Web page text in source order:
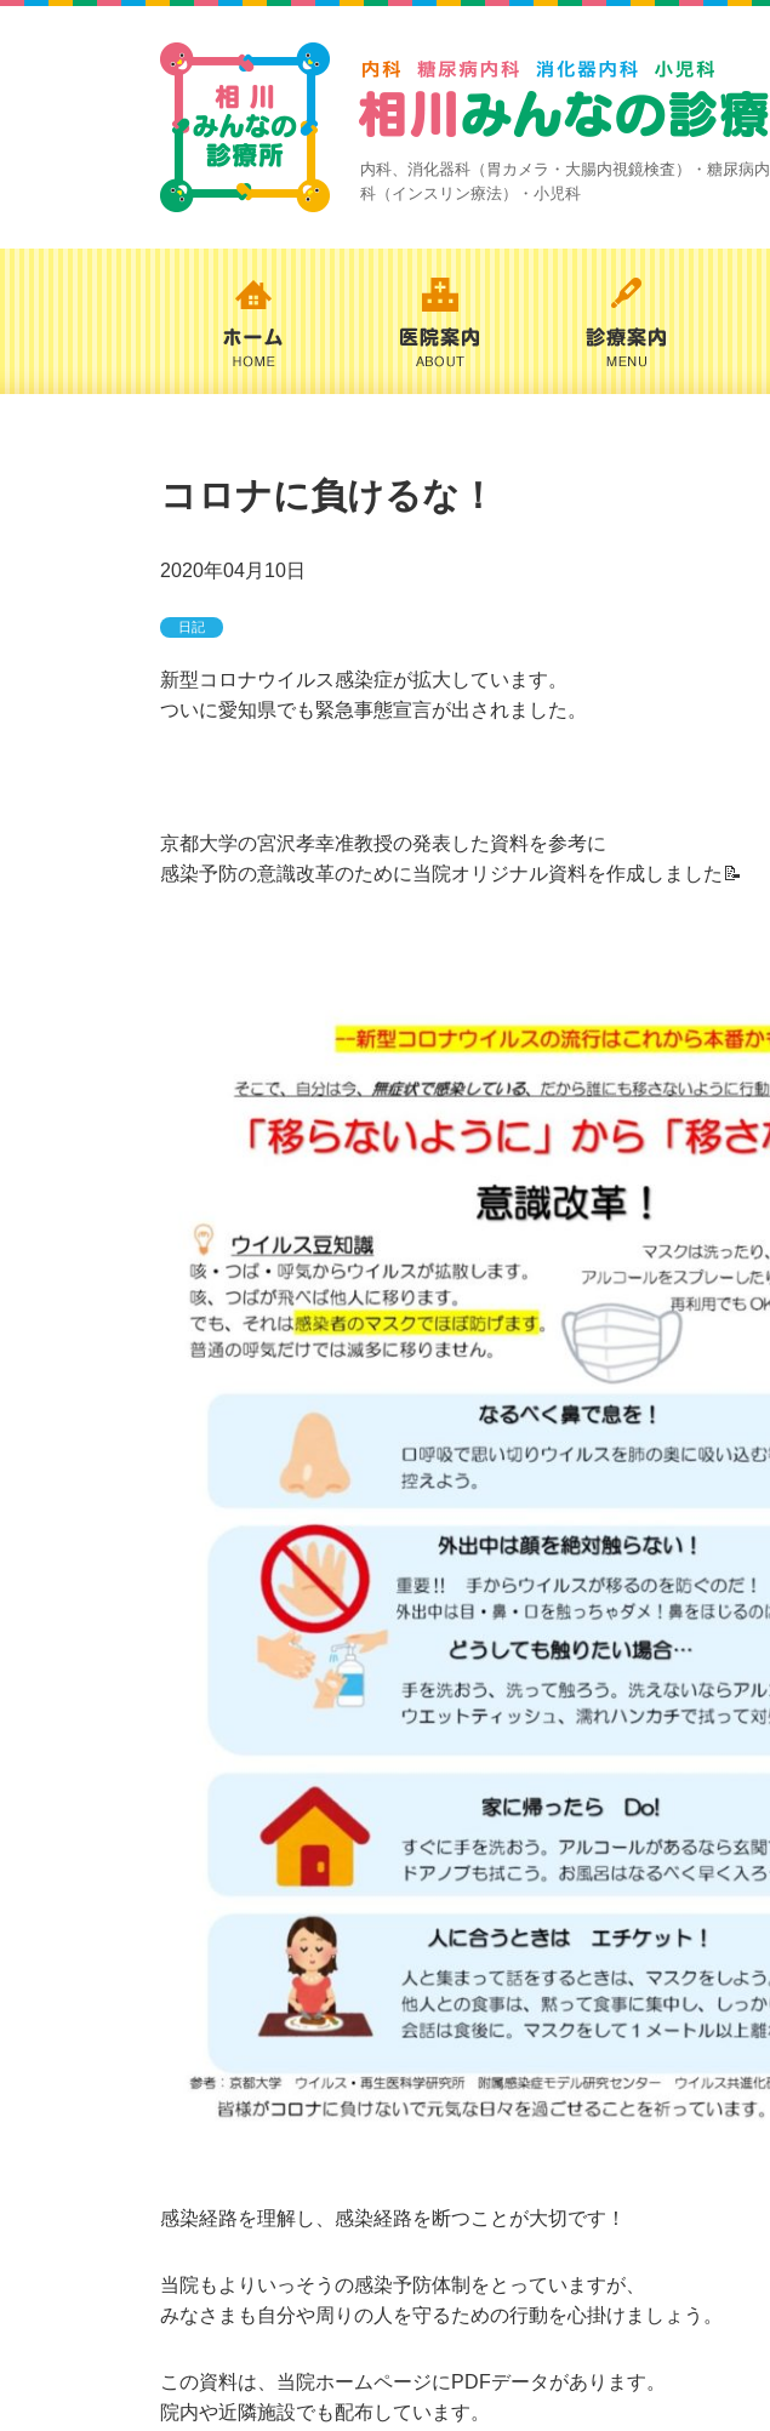
内科、消化器科（胃カメラ・大腸内視鏡検査）・糖尿病内
科（インスリン療法）・小児科
コロナに負けるな！
2020年04月10日
日記
新型コロナウイルス感染症が拡大しています。
ついに愛知県でも緊急事態宣言が出されました。
京都大学の宮沢孝幸准教授の発表した資料を参考に
感染予防の意識改革のために当院オリジナル資料を作成しました📝
感染経路を理解し、感染経路を断つことが大切です！
当院もよりいっそうの感染予防体制をとっていますが、
みなさまも自分や周りの人を守るための行動を心掛けましょう。
この資料は、当院ホームページにPDFデータがあります。
院内や近隣施設でも配布しています。